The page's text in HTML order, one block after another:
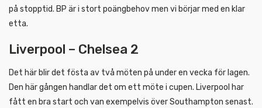
på stopptid. BP är i stort poängbehov men vi börjar med en klar
etta.
Liverpool – Chelsea 2
Det här blir det fösta av två möten på under en vecka för lagen.
Den här gången handlar det om ett möte i cupen. Liverpool har
fått en bra start och van exempelvis över Southampton senast.